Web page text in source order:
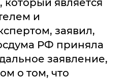
является
и
заявил,
РФ приняла
заявление,
о том, что